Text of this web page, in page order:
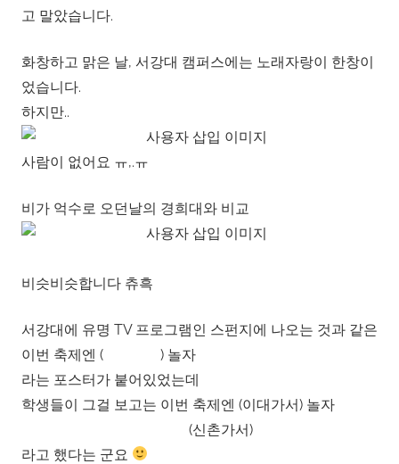
고 말았습니다.
화창하고 맑은 날, 서강대 캠퍼스에는 노래자랑이 한창이
었습니다.
하지만..
사람이 없어요 ㅠ,.ㅠ
비가 억수로 오던날의 경희대와 비교
비슷비슷합니다 츄흑
서강대에 유명 TV 프로그램인 스펀지에 나오는 것과 같은
이번 축제엔 ( ) 놀자
라는 포스터가 붙어있었는데
학생들이 그걸 보고는 이번 축제엔 (이대가서) 놀자
(신촌가서)
라고 했다는 군요